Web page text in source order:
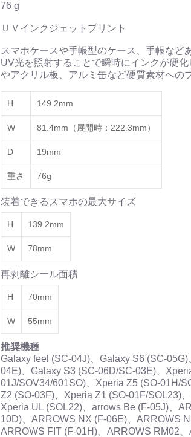
76 g
ＵＶインクジェットプリント
スマホケースや手帳型のケース、手帳など
UV光を照射することで瞬時にインクが硬
やアクリル板、アルミ缶など硬質素材への
H 149.2mm
W 81.4mm（展開時：222.3mm）
D 19mm
重さ 76g
装着できるスマホの最大サイズ
H 139.2mm
W 78mm
再剥離シール面積
H 70mm
W 55mm
推奨機種
Galaxy feel (SC-04J)、Galaxy S6 (SC-
04E)、Galaxy S3 (SC-06D/SC-03E)、
01J/SOV34/601SO)、Xperia Z5 (SO-01H/
Z2 (SO-03F)、Xperia Z1 (SO-01F/SOL23)
Xperia UL (SOL22)、arrows Be (F-05J)、
10D)、ARROWS NX (F-06E)、ARROWS
ARROWS FIT (F-01H)、ARROWS RM02